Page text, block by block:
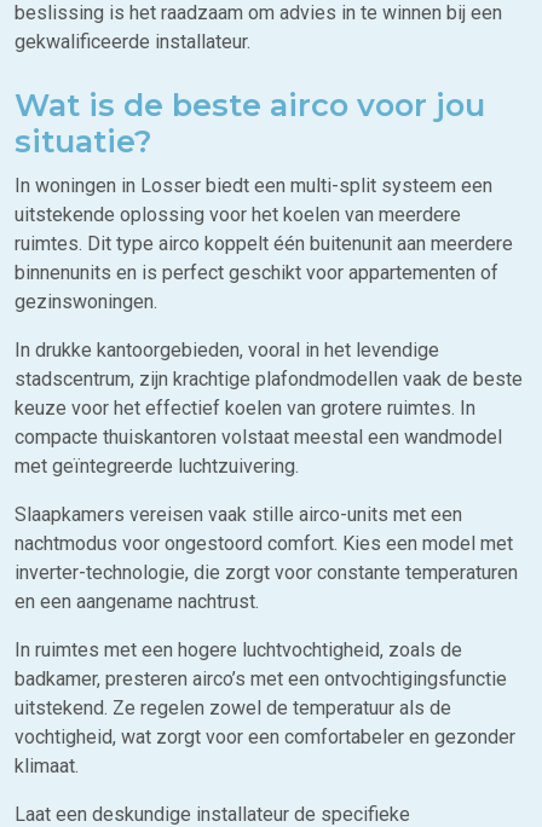
beslissing is het raadzaam om advies in te winnen bij een
gekwalificeerde installateur.
Wat is de beste airco voor jou
situatie?
In woningen in Losser biedt een multi-split systeem een
uitstekende oplossing voor het koelen van meerdere
ruimtes. Dit type airco koppelt één buitenunit aan meerdere
binnenunits en is perfect geschikt voor appartementen of
gezinswoningen.
In drukke kantoorgebieden, vooral in het levendige
stadscentrum, zijn krachtige plafondmodellen vaak de beste
keuze voor het effectief koelen van grotere ruimtes. In
compacte thuiskantoren volstaat meestal een wandmodel
met geïntegreerde luchtzuivering.
Slaapkamers vereisen vaak stille airco-units met een
nachtmodus voor ongestoord comfort. Kies een model met
inverter-technologie, die zorgt voor constante temperaturen
en een aangename nachtrust.
In ruimtes met een hogere luchtvochtigheid, zoals de
badkamer, presteren airco’s met een ontvochtigingsfunctie
uitstekend. Ze regelen zowel de temperatuur als de
vochtigheid, wat zorgt voor een comfortabeler en gezonder
klimaat.
Laat een deskundige installateur de specifieke